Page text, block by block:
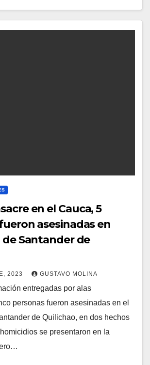
en el Cauca, 5
asesinadas en
Santander de
2023 GUSTAVO MOLINA
entregadas por alas
personas fueron asesinadas en el
de Quilichao, en dos hechos
se presentaron en la